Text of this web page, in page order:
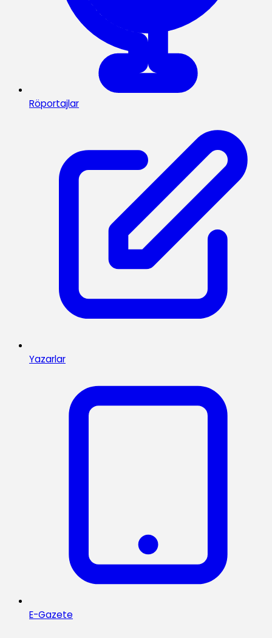
Röportajlar
Yazarlar
E-Gazete